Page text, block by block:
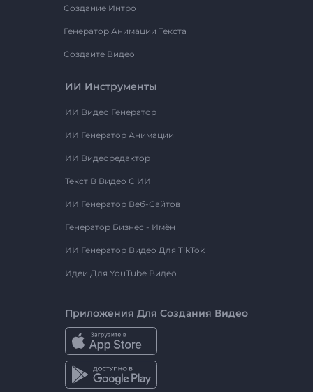
Создание Интро
Генератор Анимации Текста
Создайте Видео
ИИ Инструменты
ИИ Видео Генератор
ИИ Генератор Анимации
ИИ Видеоредактор
Текст В Видео С ИИ
ИИ Генератор Веб-Сайтов
Генератор Бизнес - Имён
ИИ Генератор Видео Для TikTok
Идеи Для YouTube Видео
Приложения Для Создания Видео